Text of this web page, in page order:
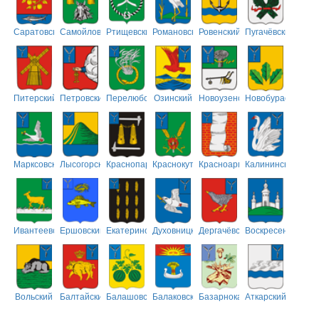
СаратовскийСамойловскийРтищевскийРомановскийРовенский Пугачёвский
Питерский ПетровскийПерелюбскийОзинский НовоузенскийНовобурасский
МарксовскийЛысогорскийКраснопартизанский
КраснокутскийКрасноармейский
Калининский
ИвантеевскийЕршовский ЕкатериновскийДуховницкийДергачёвскийВоскресенский
Вольский БалтайскийБалашовскийБалаковскийБазарнокарабулакский
Аткарский